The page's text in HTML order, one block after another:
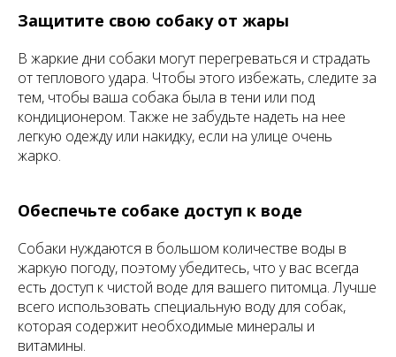
Защитите свою собаку от жары
В жаркие дни собаки могут перегреваться и страдать
от теплового удара. Чтобы этого избежать, следите за
тем, чтобы ваша собака была в тени или под
кондиционером. Также не забудьте надеть на нее
легкую одежду или накидку, если на улице очень
жарко.
Обеспечьте собаке доступ к воде
Собаки нуждаются в большом количестве воды в
жаркую погоду, поэтому убедитесь, что у вас всегда
есть доступ к чистой воде для вашего питомца. Лучше
всего использовать специальную воду для собак,
которая содержит необходимые минералы и
витамины.